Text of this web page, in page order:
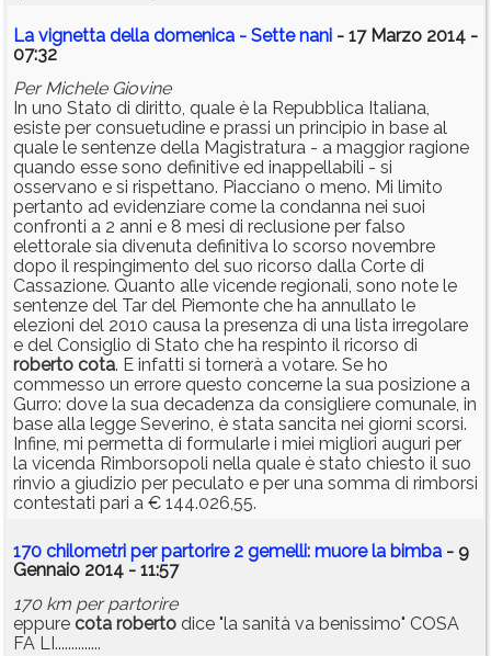
La vignetta della domenica - Sette nani - 17 Marzo 2014 -
07:32
Per Michele Giovine
In uno Stato di diritto, quale è la Repubblica Italiana,
esiste per consuetudine e prassi un principio in base al
quale le sentenze della Magistratura - a maggior ragione
quando esse sono definitive ed inappellabili - si
osservano e si rispettano. Piacciano o meno. Mi limito
pertanto ad evidenziare come la condanna nei suoi
confronti a 2 anni e 8 mesi di reclusione per falso
elettorale sia divenuta definitiva lo scorso novembre
dopo il respingimento del suo ricorso dalla Corte di
Cassazione. Quanto alle vicende regionali, sono note le
sentenze del Tar del Piemonte che ha annullato le
elezioni del 2010 causa la presenza di una lista irregolare
e del Consiglio di Stato che ha respinto il ricorso di
roberto cota. E infatti si tornerà a votare. Se ho
commesso un errore questo concerne la sua posizione a
Gurro: dove la sua decadenza da consigliere comunale, in
base alla legge Severino, è stata sancita nei giorni scorsi.
Infine, mi permetta di formularle i miei migliori auguri per
la vicenda Rimborsopoli nella quale è stato chiesto il suo
rinvio a giudizio per peculato e per una somma di rimborsi
contestati pari a € 144.026,55.
170 chilometri per partorire 2 gemelli: muore la bimba - 9
Gennaio 2014 - 11:57
170 km per partorire
eppure cota roberto dice "la sanità va benissimo" COSA
FA LI..............